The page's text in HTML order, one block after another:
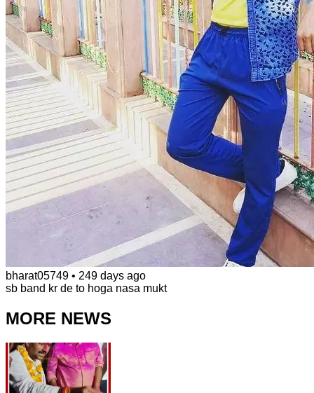
bharat05749 • 249 days ago
sb band kr de to hoga nasa mukt
MORE NEWS